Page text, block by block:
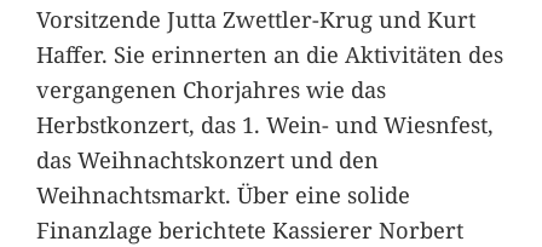
Vorsitzende Jutta Zwettler-Krug und Kurt
Haffer. Sie erinnerten an die Aktivitäten des
vergangenen Chorjahres wie das
Herbstkonzert, das 1. Wein- und Wiesnfest,
das Weihnachtskonzert und den
Weihnachtsmarkt. Über eine solide
Finanzlage berichtete Kassierer Norbert